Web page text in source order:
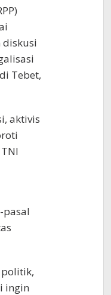
Tebet,
aktivis
pasal
ingin